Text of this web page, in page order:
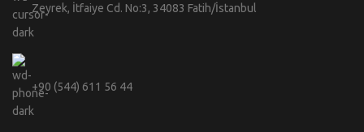
Zeyrek, İtfaiye Cd. No:3, 34083 Fatih/İstanbul
+90 (544) 611 56 44